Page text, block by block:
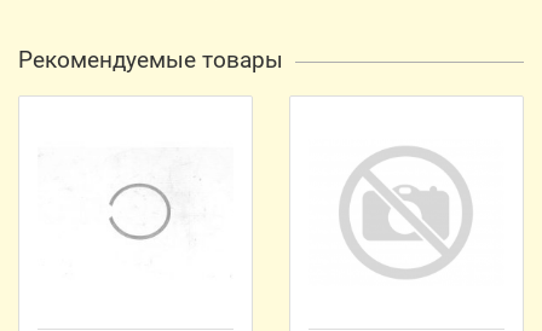
Рекомендуемые товары